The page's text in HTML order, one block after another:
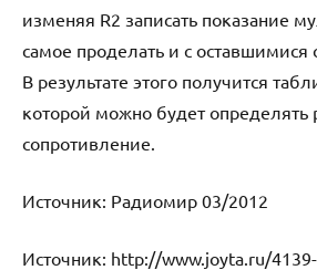
изменяя R2 записать показание
самое проделать и с оставшимися
В результате этого получится
которой можно будет определять
сопротивление.
Источник: Радиомир 03/2012
Источник: http://www.joyta.ru/